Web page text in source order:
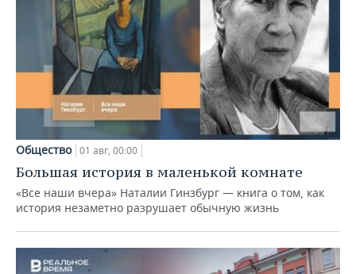
Общество 01 авг, 00:00
Большая история в маленькой комнате
«Все наши вчера» Наталии Гинзбург — книга о том, как
история незаметно разрушает обычную жизнь